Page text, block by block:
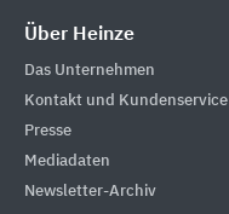
Über Heinze
Das Unternehmen
Kontakt und Kundenservice
Presse
Mediadaten
Newsletter-Archiv